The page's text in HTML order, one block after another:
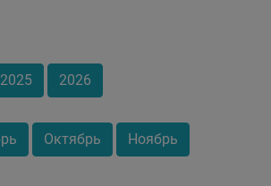
2025 2026
Октябрь Ноябрь